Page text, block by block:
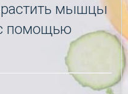
мышцы
помощью